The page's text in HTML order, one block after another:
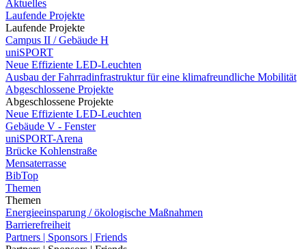
Aktuelles
Laufende Projekte
Laufende Projekte
Campus II / Gebäude H
uniSPORT
Neue Effiziente LED-Leuchten
Ausbau der Fahrradinfrastruktur für eine klimafreundliche Mobilität
Abgeschlossene Projekte
Abgeschlossene Projekte
Neue Effiziente LED-Leuchten
Gebäude V - Fenster
uniSPORT-Arena
Brücke Kohlenstraße
Mensaterrasse
BibTop
Themen
Themen
Energieeinsparung / ökologische Maßnahmen
Barrierefreiheit
Partners | Sponsors | Friends